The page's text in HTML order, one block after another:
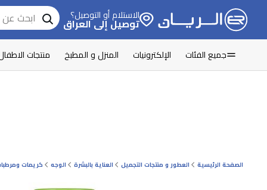
الاستلام أو التوصيل؟
توصيل إلى العراق
جميع الفئات الإلكترونيات المنزل و المطبخ منتجات
الصفحة الرئيسية العطور و منتجات التجميل العناية بالبشرة الوجه كريمات